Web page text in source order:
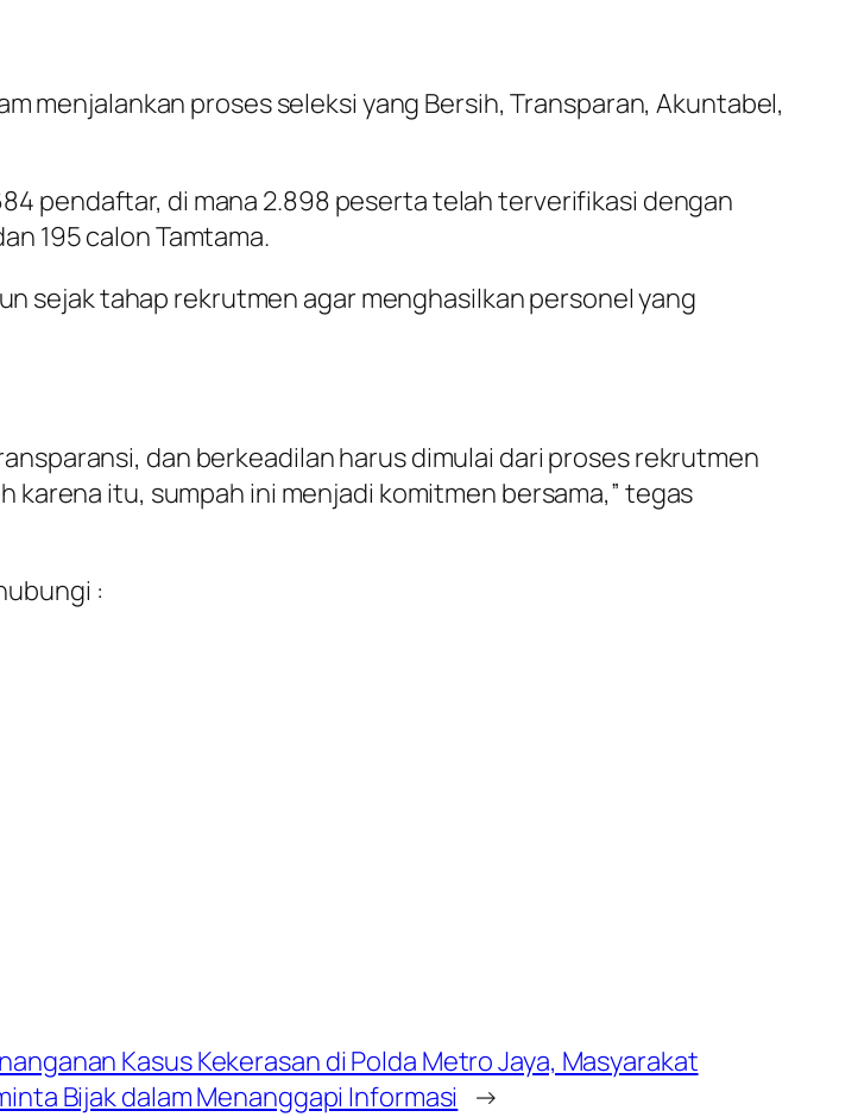
menjalankan proses seleksi yang Bersih, Transparan, Akuntabel,
pendaftar, di mana 2.898 peserta telah terverifikasi dengan
195 calon Tamtama.
sejak tahap rekrutmen agar menghasilkan personel yang
dan berkeadilan harus dimulai dari proses rekrutmen
itu, sumpah ini menjadi komitmen bersama,” tegas
:
Kasus Kekerasan di Polda Metro Jaya, Masyarakat
Bijak dalam Menanggapi Informasi
→